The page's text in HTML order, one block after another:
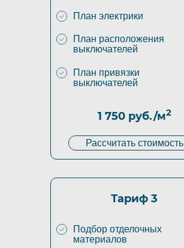
Подбор отделочных
материалов
Тариф 3
План электрики
План расположения
выключателей
Рассчитать стоимость
1 750 руб./м2
План привязки
выключателей